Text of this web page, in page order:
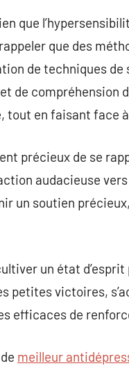
que
que des
de techniques
de compréhension
tout en faisant face
précieux de se
audacieuse
un soutien
un état
petites victoires,
efficaces de
meilleur